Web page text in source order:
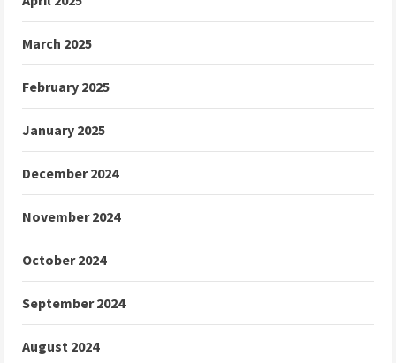
March 2025
February 2025
January 2025
December 2024
November 2024
October 2024
September 2024
August 2024